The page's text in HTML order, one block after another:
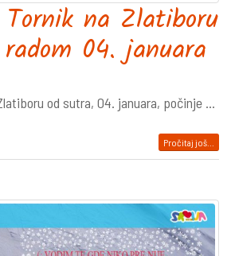
na Zlatiboru
04. januara
od sutra, 04. januara, počinje ...
Pročitaj još...